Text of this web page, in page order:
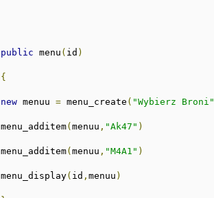
public menu ( id )
{
new menuu = menu_create ( "Wybierz Broni"
menu_additem(menuu , "Ak47" )
menu_additem(menuu , "M4A1" )
menu_display( id ,menuu )